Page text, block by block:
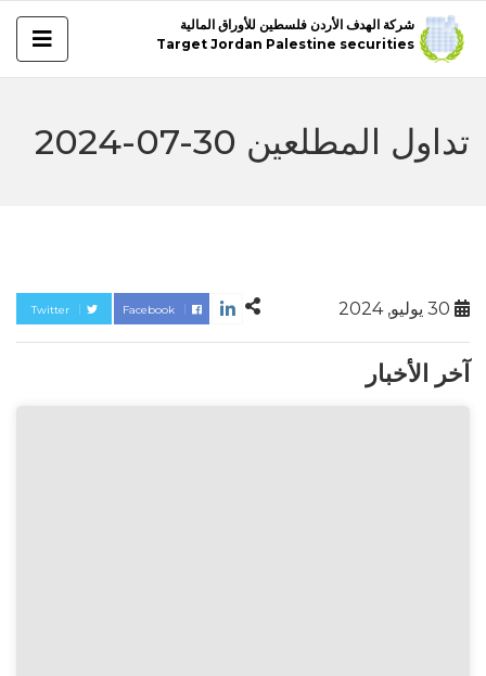
شركة الهدف الأردن فلسطين للأوراق المالية
Target Jordan Palestine securities
تداول المطلعين 30-07-2024
Twitter Facebook
آخر الأخبار